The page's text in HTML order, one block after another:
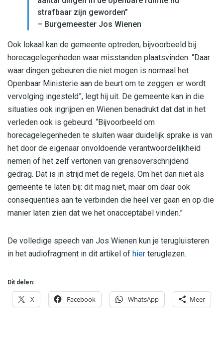
strafbaar zijn geworden”
– Burgemeester Jos Wienen
Ook lokaal kan de gemeente optreden, bijvoorbeeld bij
horecagelegenheden waar misstanden plaatsvinden. “Daar
waar dingen gebeuren die niet mogen is normaal het
Openbaar Ministerie aan de beurt om te zeggen: er wordt
vervolging ingesteld”, legt hij uit. De gemeente kan in die
situaties ook ingrijpen en Wienen benadrukt dat dat in het
verleden ook is gebeurd. “Bijvoorbeeld om
horecagelegenheden te sluiten waar duidelijk sprake is van
het door de eigenaar onvoldoende verantwoordelijkheid
nemen of het zelf vertonen van grensoverschrijdend
gedrag. Dat is in strijd met de regels. Om het dan niet als
gemeente te laten bij: dit mag niet, maar om daar ook
consequenties aan te verbinden die heel ver gaan en op die
manier laten zien dat we het onacceptabel vinden.”
De volledige speech van Jos Wienen kun je terugluisteren
in het audiofragment in dit artikel of hier teruglezen.
Dit delen:
X Facebook WhatsApp Meer